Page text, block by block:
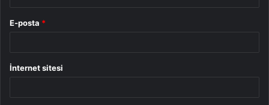
E-posta *
İnternet sitesi